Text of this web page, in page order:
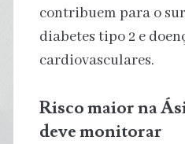
contribuem para o
diabetes tipo 2 e
cardiovasculares.
Risco maior na
deve monitorar